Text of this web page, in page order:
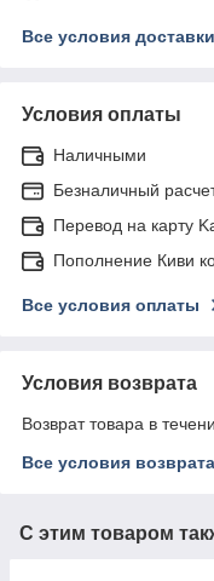
Все условия доставки
Условия оплаты
Наличными
Безналичный
Перевод на карту
Пополнение Киви
Все условия оплаты
Условия возврата
Возврат товара в
Все условия возврата
С этим товаром